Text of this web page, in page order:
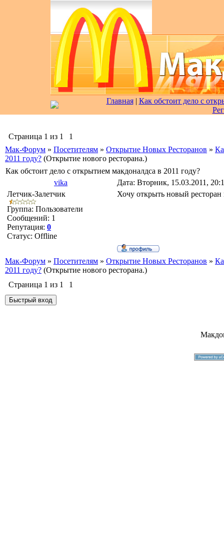
Главная| Как обстоит дело с
Страница 1 из 1
1
Мак-Форум » Посетителям » Открытие Новых Ресторанов »
2011 году? (Открытие нового ресторана.)
Как обстоит дело с открытием макдоналдса в 2011 году?
vika
Дата: Вторник, 15.03.2011,
Летчик-Залетчик
Группа: Пользователи
Сообщений: 1
Репутация: 0
Статус: Offline
Хочу открыть новый
Мак-Форум » Посетителям » Открытие Новых Ресторанов »
2011 году? (Открытие нового ресторана.)
Страница 1 из 1 1